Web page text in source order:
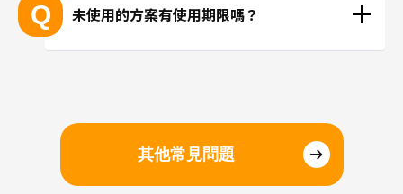
國內完成安裝和設定，在當地進行切換eSIM即可。
Q 未使用的方案有使用期限嗎？
其他常見問題